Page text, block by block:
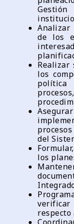
Analizar
de los
Realizar
los
política
del
los
respecto